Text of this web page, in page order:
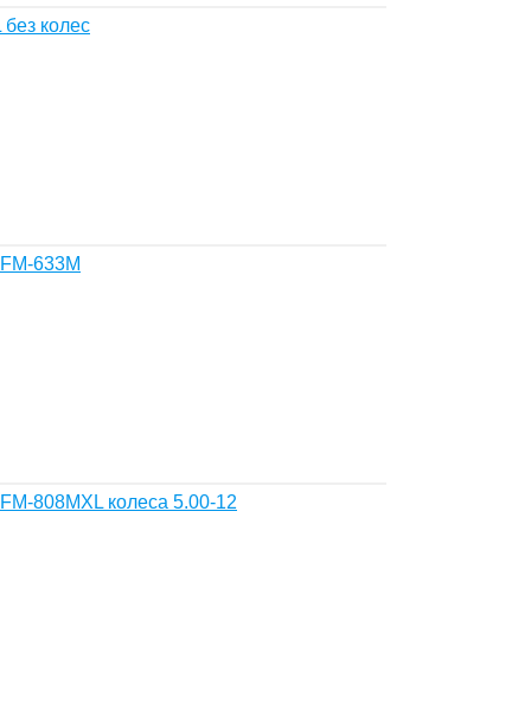
колес
633М
808MXL колеса 5.00-12